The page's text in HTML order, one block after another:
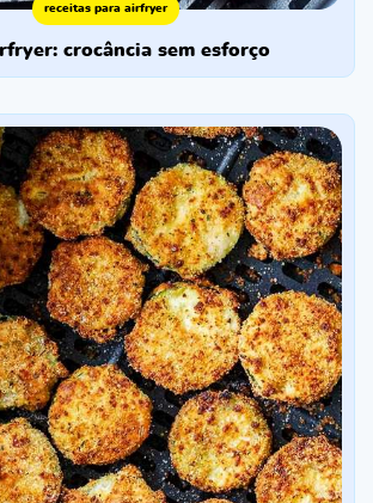
receitas para airfryer
crocância sem esforço